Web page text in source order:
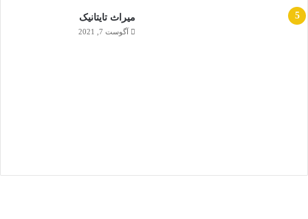
ميراث تايتانيک
آگوست 7, 2021